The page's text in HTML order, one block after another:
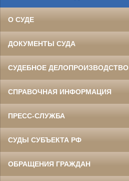
О СУДЕ
ДОКУМЕНТЫ СУДА
СУДЕБНОЕ ДЕЛОПРОИЗВОДСТВО
СПРАВОЧНАЯ ИНФОРМАЦИЯ
ПРЕСС-СЛУЖБА
СУДЫ СУБЪЕКТА РФ
ОБРАЩЕНИЯ ГРАЖДАН